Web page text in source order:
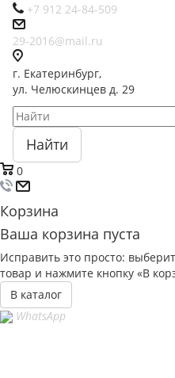
+7 912 24-84-509
29-2016@mail.ru
г. Екатеринбург,
ул. Челюскинцев д. 29
Найти
0
Корзина
Ваша корзина пуста
Исправить это просто:
товар и нажмите кнопку «В
В каталог
WhatsApp